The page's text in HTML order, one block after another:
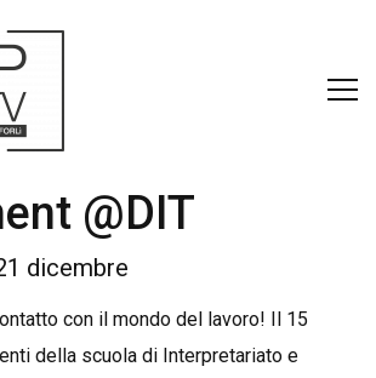
@DIT
dicembre
con il mondo del lavoro! Il 15
della scuola di Interpretariato e